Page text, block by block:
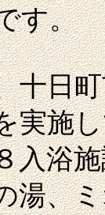
す。
日町
実施
入浴
湯、